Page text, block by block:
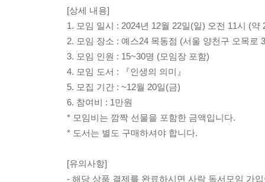
[상세 내용]
1. 모임 일시 : 2024년 12월 22일(일) 오전 11시 (약
2. 모임 장소 : 예스24 목동점 (서울 양천구 오목로
3. 모임 인원 : 15~30명 (모임장 포함)
4. 모임 도서 : 『인생의 의미』
5. 모집 기간 : ~12월 20일(금)
6. 참여비 : 1만원
* 모임비는 깜짝 선물을 포함한 금액입니다.
* 도서는 별도 구매하셔야 합니다.
[유의사항]
- 해당 상품 결제를 완료하시면 사락 독서모임 가